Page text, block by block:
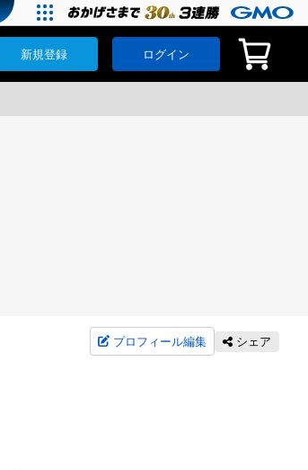
新規登録 ログイン
プロフィール編集 シェア